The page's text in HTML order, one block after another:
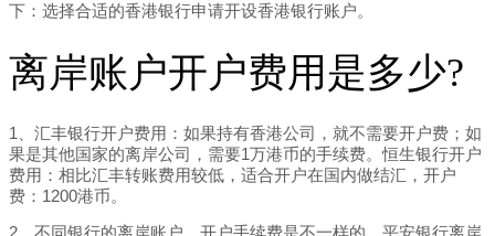
下：选择合适的香港银行申请开设香港银行账户。
离岸账户开户费用是多少?
1、汇丰银行开户费用：如果持有香港公司，就不需要开户费；如
果是其他国家的离岸公司，需要1万港币的手续费。恒生银行开户
费用：相比汇丰转账费用较低，适合开户在国内做结汇，开户
费：1200港币。